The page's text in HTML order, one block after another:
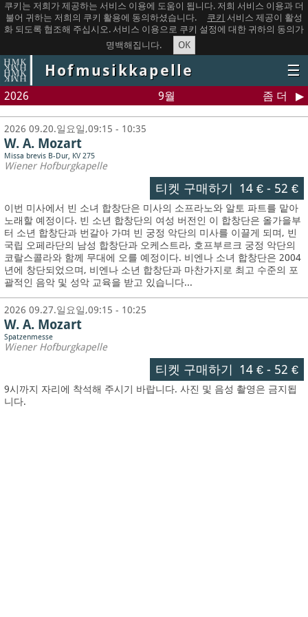
쿠키는 저희가 제공하는 서비스 이용에 도움이 됩니다. 저희 서비스 이용과 더
불어 귀하는 저희의 쿠키 활용에 동의하셨습니다.
쿠키 서비스 제공이 활성
화 되도록 협조해 주십시오. 서비스 이용으로 쿠키 설정에 대한 귀하의 동의가
명백해집니다.
OK
Hofmusikkapelle ☰
2026 9월 좀 더
2026 09.20.일요일,09:15 - 10:35
W. A. Mozart
Missa brevis B-Dur, KV 275
Wiener Hofburgkapelle
티켓 구매하기 14 €- 52 €
이번 미사에서 빈 소녀 합창단은 미사의 소프라노와 알토 파트를 맡아
노래할 예정이다. 빈 소년 합창단의 여성 버전인 이 합창단은 올가을부
터 소년 합창단과 번갈아 가며 빈 궁정 악단의 미사를 이끌게 되며, 빈
국립 오페라단의 남성 합창단과 오케스트라, 호프부르크 궁정 악단의
코랄스콜라와 함께 무대에 오를 예정이다. 비엔나 소녀 합창단은 2004
년에 창단되었으며, 비엔나 소년 합창단과 마찬가지로 최고 수준의 포
괄적인 음악 및 성악 교육을 받고 있습니다...
2026 09.27.일요일,09:15 - 10:25
W. A. Mozart
Spatzenmesse
Wiener Hofburgkapelle
티켓 구매하기 14 €- 52 €
9시까지 자리에 착석해 주시기 바랍니다. 사진 및 음성 촬영은 금지됩
니다.